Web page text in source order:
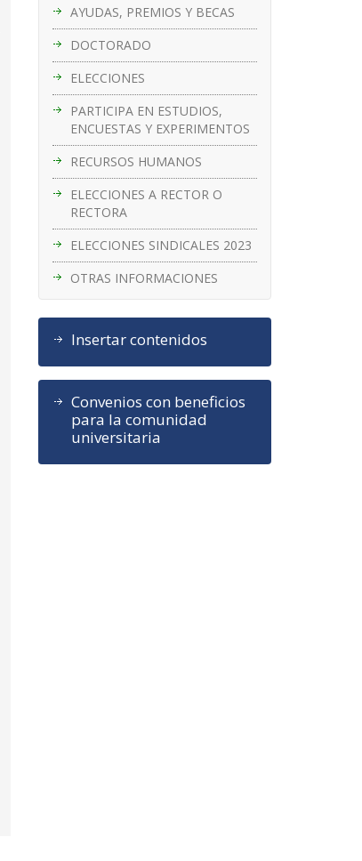
AYUDAS, PREMIOS Y BECAS
DOCTORADO
ELECCIONES
PARTICIPA EN ESTUDIOS,
ENCUESTAS Y EXPERIMENTOS
RECURSOS HUMANOS
ELECCIONES A RECTOR O
RECTORA
ELECCIONES SINDICALES 2023
OTRAS INFORMACIONES
Insertar contenidos
Convenios con beneficios
para la comunidad
universitaria